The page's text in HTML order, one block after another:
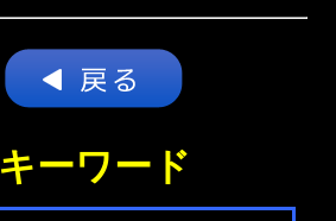
キーワード